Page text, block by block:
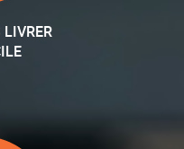
LIVRER